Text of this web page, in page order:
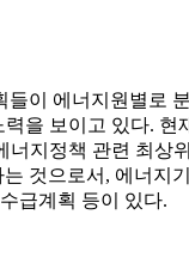
이 에너지원별로
을 보이고 있다.
지정책 관련 최상
것으로서, 에너
급계획 등이 있다.